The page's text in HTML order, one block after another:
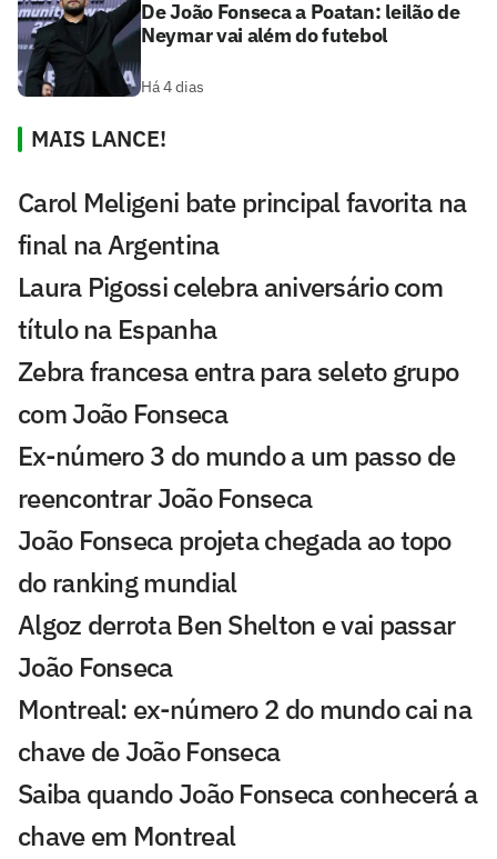
De João Fonseca a Poatan: leilão de
Neymar vai além do futebol
Há 4 dias
MAIS LANCE!
Carol Meligeni bate principal favorita na
final na Argentina
Laura Pigossi celebra aniversário com
título na Espanha
Zebra francesa entra para seleto grupo
com João Fonseca
Ex-número 3 do mundo a um passo de
reencontrar João Fonseca
João Fonseca projeta chegada ao topo
do ranking mundial
Algoz derrota Ben Shelton e vai passar
João Fonseca
Montreal: ex-número 2 do mundo cai na
chave de João Fonseca
Saiba quando João Fonseca conhecerá a
chave em Montreal